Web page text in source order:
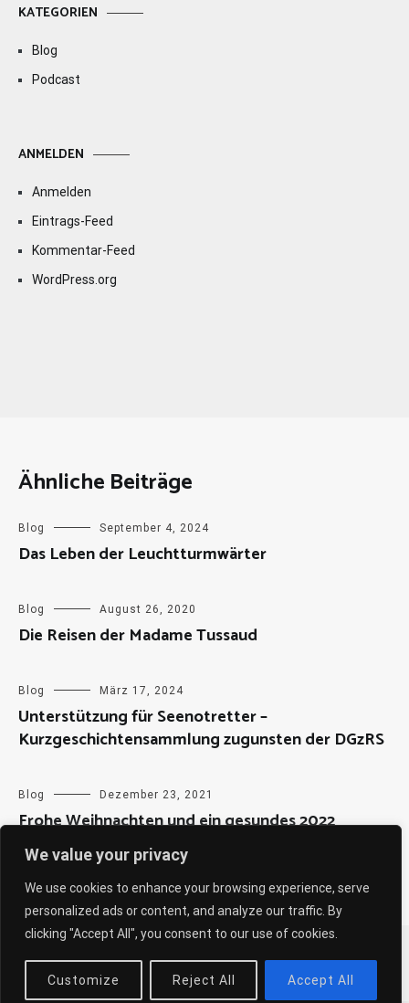
We value your privacy
We use cookies to enhance your browsing experience, serve
personalized ads or content, and analyze our traffic. By
clicking "Accept All", you consent to our use of cookies.
Customize Reject All Accept All
KATEGORIEN
Blog
Podcast
ANMELDEN
Anmelden
Eintrags-Feed
Kommentar-Feed
WordPress.org
Ähnliche Beiträge
Blog September 4, 2024
Das Leben der Leuchtturmwärter
Blog August 26, 2020
Die Reisen der Madame Tussaud
Blog März 17, 2024
Unterstützung für Seenotretter –
Kurzgeschichtensammlung zugunsten der DGzRS
Blog Dezember 23, 2021
Frohe Weihnachten und ein gesundes 2022